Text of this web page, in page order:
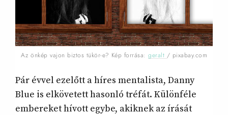
Az önkép vajon biztos tükör-e? Kép forrása:geralt / pixabay.com
Pár évvel ezelőtt a híres mentalista, Danny
Blue is elkövetett hasonló tréfát. Különféle
embereket hívott egybe, akiknek az írását